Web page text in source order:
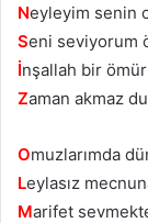
Neyleyim senin
Seni seviyorum
İnşallah bir
Zaman akmaz
Omuzlarımda
Leylasız
Marifet